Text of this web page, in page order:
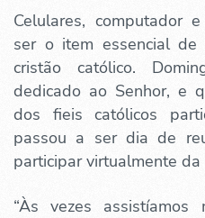
Celulares, computador
ser o item essencial de
cristão católico.
dedicado ao Senhor, e
dos fieis católicos
passou a ser dia de
participar virtualmente da
“Às vezes assistíamos